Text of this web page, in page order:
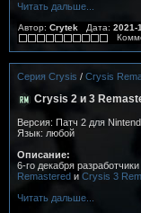
Читать дальше...
Автор: Crytek Дата: 2021-
Серия Crysis / Crysis
Crysis 2 и 3
Версия: Патч 2 для
Язык: любой
Описание:
6-го декабря разработчики
Remastered и Crysis 3
Читать дальше...